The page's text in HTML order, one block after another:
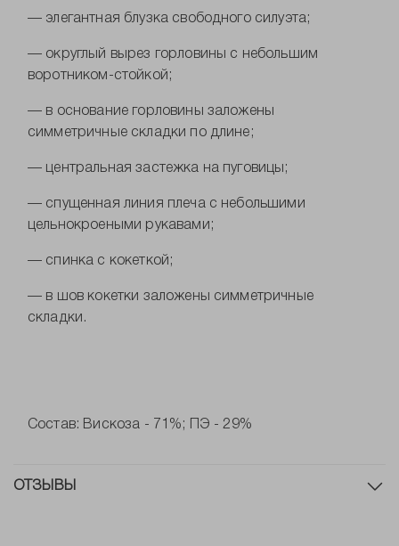
— элегантная блузка свободного силуэта;
— округлый вырез горловины с небольшим
воротником-стойкой;
— в основание горловины заложены
симметричные складки по длине;
— центральная застежка на пуговицы;
— спущенная линия плеча с небольшими
цельнокроеными рукавами;
— спинка с кокеткой;
— в шов кокетки заложены симметричные
складки.
Состав: Вискоза - 71%; ПЭ - 29%
ОТЗЫВЫ